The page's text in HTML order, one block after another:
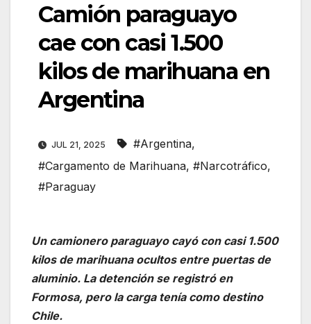
Camión paraguayo
cae con casi 1.500
kilos de marihuana en
Argentina
JUL 21, 2025 #Argentina,
#Cargamento de Marihuana, #Narcotráfico,
#Paraguay
Un camionero paraguayo cayó con casi 1.500
kilos de marihuana ocultos entre puertas de
aluminio. La detención se registró en
Formosa, pero la carga tenía como destino
Chile.